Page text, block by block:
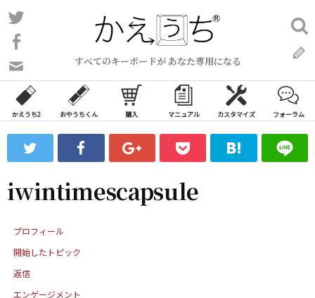
コ
ン
ン
ツ
ス
ッ
プ
すべてのキーボードが あなた専用になる
い
合
わ
フ
ォ
ム
検
索:
かえうち2 おやうちくん 購入 マニュアル カスタマイズ フォーラム
iwintimescapsule
プロフィール
開始したトピック
返信
エンゲージメント